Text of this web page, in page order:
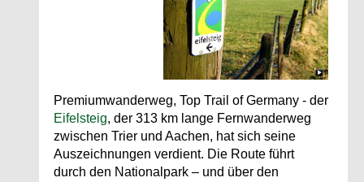
Premiumwanderweg, Top Trail of Germany - der
Eifelsteig, der 313 km lange Fernwanderweg
zwischen Trier und Aachen, hat sich seine
Auszeichnungen verdient. Die Route führt
durch den Nationalpark – und über den